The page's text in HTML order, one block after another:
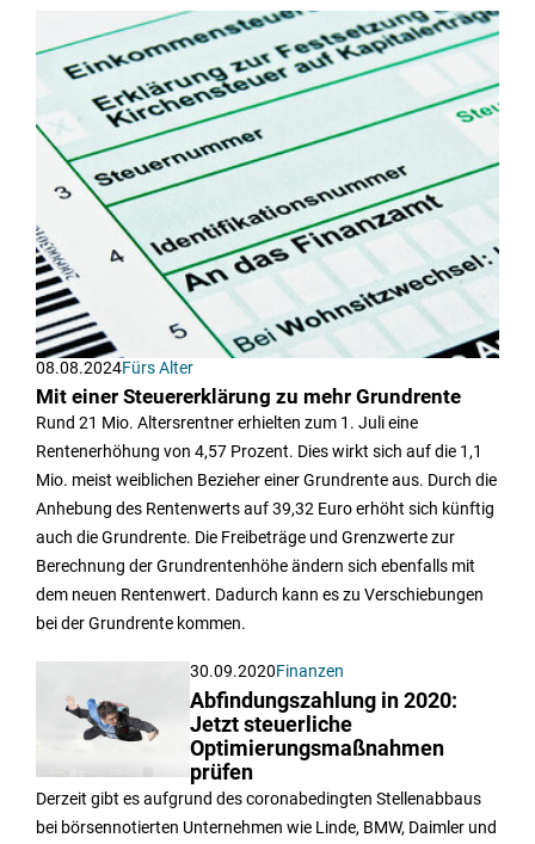
08.08.2024Fürs Alter
Mit einer Steuererklärung zu mehr Grundrente
Rund 21 Mio. Altersrentner erhielten zum 1. Juli eine
Rentenerhöhung von 4,57 Prozent. Dies wirkt sich auf die 1,1
Mio. meist weiblichen Bezieher einer Grundrente aus. Durch die
Anhebung des Rentenwerts auf 39,32 Euro erhöht sich künftig
auch die Grundrente. Die Freibeträge und Grenzwerte zur
Berechnung der Grundrentenhöhe ändern sich ebenfalls mit
dem neuen Rentenwert. Dadurch kann es zu Verschiebungen
bei der Grundrente kommen.
30.09.2020Finanzen
Abfindungszahlung in 2020:
Jetzt steuerliche
Optimierungsmaßnahmen
prüfen
Derzeit gibt es aufgrund des coronabedingten Stellenabbaus
bei börsennotierten Unternehmen wie Linde, BMW, Daimler und